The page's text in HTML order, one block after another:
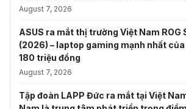
August 7, 2026
ASUS ra mắt thị trường Việt Nam ROG
(2026) – laptop gaming mạnh nhất của
180 triệu đồng
August 7, 2026
Tập đoàn LAPP Đức ra mắt tại Việt